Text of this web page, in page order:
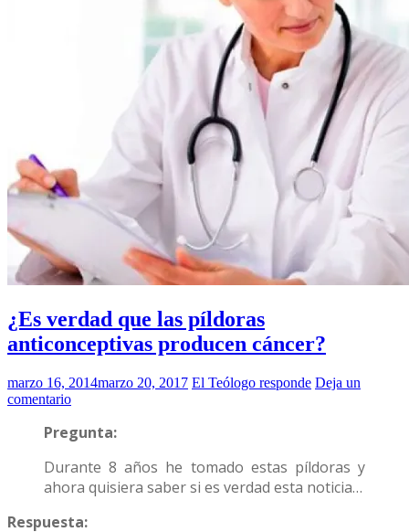
¿Es verdad que las píldoras
anticonceptivas producen cáncer?
marzo 16, 2014marzo 20, 2017 El Teólogo responde Deja un
comentario
Pregunta:
Durante 8 años he tomado estas píldoras y
ahora quisiera saber si es verdad esta noticia…
Respuesta: